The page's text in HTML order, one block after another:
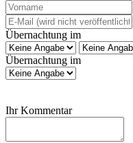
Übernachtung im
Übernachtung im
Ihr Kommentar